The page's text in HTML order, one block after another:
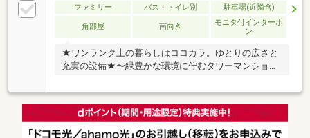
ファミリー バス・トイレ別 駐車場(近隣含)
角部屋 南向き
モニタ付インターホ
ン
★ワンランク上の暮らしはココカラ。ゆとりの広さと
充実の設備★〜緑豊かな環境に佇むタワーマンション